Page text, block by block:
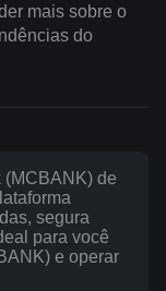
mais sobre o
do
(MCBANK) de
segura
para você
e operar